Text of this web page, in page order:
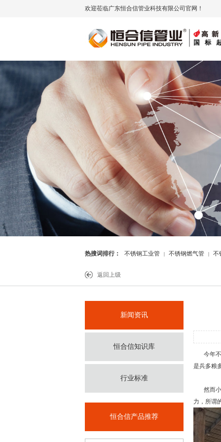
欢迎莅临广东恒合信管业科技有限公司官网！
热搜词排行： 不锈钢工业管 | 不锈钢燃气管 | 不
返回上级
新闻资讯
恒合信知识库
行业标准
恒合信产品推荐
今年
是兵多粮
然而小
力，所谓